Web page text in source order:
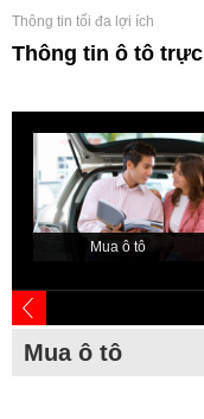
Thông tin tối đa lợi ích
Thông tin ô tô
Mua ô tô
Mua ô tô